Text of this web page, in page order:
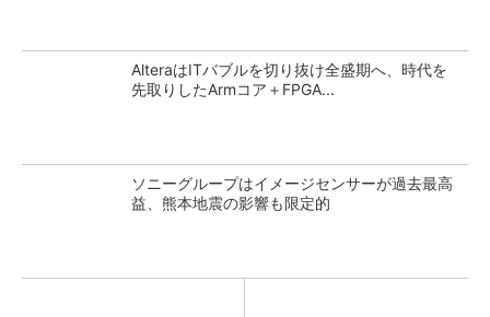
AlteraはITバブルを切り抜け全盛期へ、時代を
先取りしたArmコア＋FPGA...
ソニーグループはイメージセンサーが過去最高
益、熊本地震の影響も限定的